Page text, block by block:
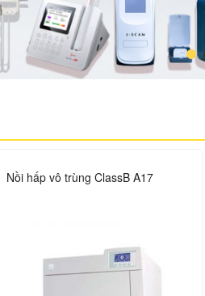
Nồi hấp vô trùng ClassB A17